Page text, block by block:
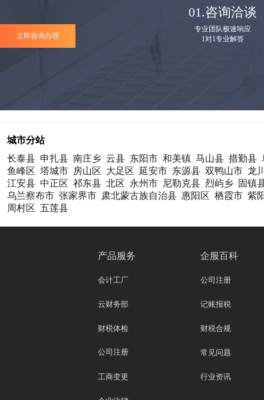
立即咨询办理
01.咨询洽谈
专业团队极速响应
1对1专业解答
城市分站
长泰县 申扎县 南庄乡 云县 东阳市 和美镇 马山县 措勤县
鱼峰区 塔城市 房山区 大足区 延安市 东源县 双鸭山市 龙
江安县 中正区 祁东县 北区 永州市 尼勒克县 烈屿乡 固镇
乌兰察布市 张家界市 肃北蒙古族自治县 惠阳区 栖霞市 紫
周村区 五莲县
产品服务
会计工厂
云财务部
财税体检
公司注册
工商变更
企服百科
公司注册
记账报税
财税合规
常见问题
行业资讯